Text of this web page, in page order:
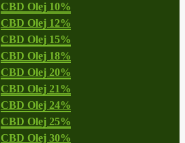
CBD Olej 10%
CBD Olej 12%
CBD Olej 15%
CBD Olej 18%
CBD Olej 20%
CBD Olej 21%
CBD Olej 24%
CBD Olej 25%
CBD Olej 30%